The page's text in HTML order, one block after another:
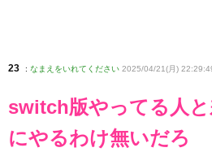
23 : なまえをいれてください 2025/04/21(月)
switch版やってる人
にやるわけ無いだろ